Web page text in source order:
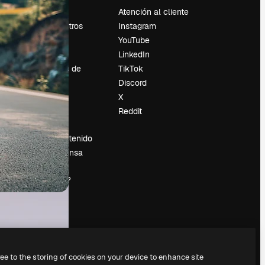
Precios
Sobre nosotros
Reviews
Empleo
Tendencias de
búsqueda
Blog
Slidesgo
Vender contenido
Sala de prensa
¿Buscas
magnific.ai?
Atención al cliente
Instagram
YouTube
LinkedIn
TikTok
Discord
X
Reddit
to the storing of cookies on your device to enhance site